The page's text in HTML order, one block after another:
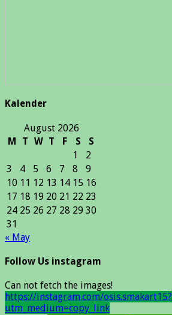
Kalender
August 2026
M
T W T F S
S
1
2
3
4 5 6 7 8
9
10 11 12 13 14 15 16
17 18 19 20 21 22 23
24 25 26 27 28 29 30
31
« May
Follow Us instagram
Can not fetch the images!
https://instagram.com/osis.smakart15?
utm_medium=copy_link